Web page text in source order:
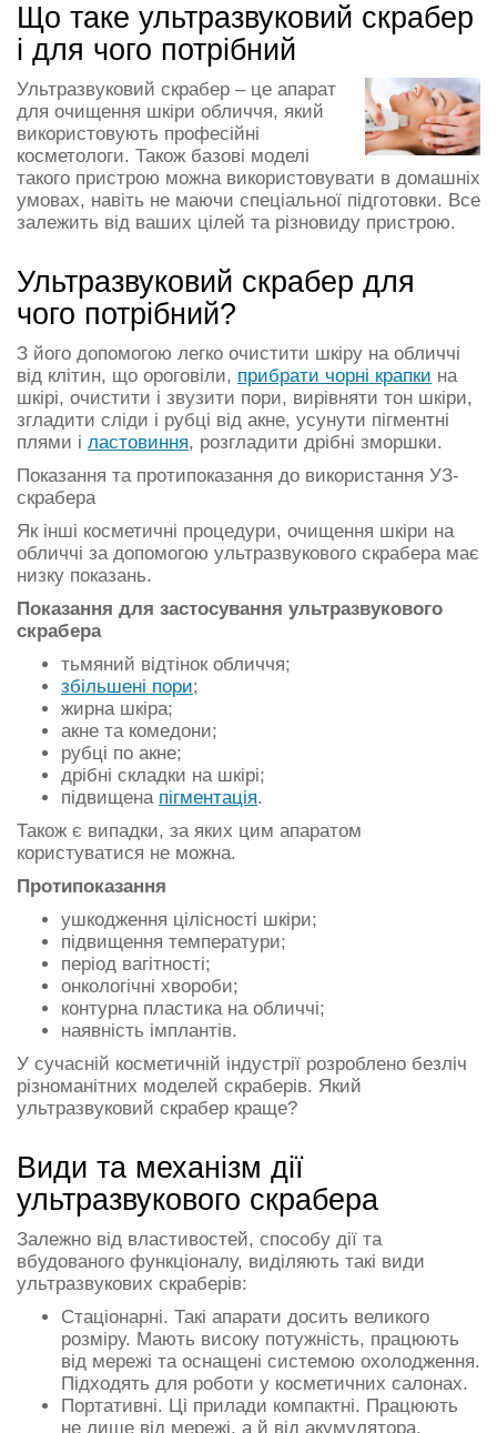
Що таке ультразвуковий скрабер
і для чого потрібний
Ультразвуковий скрабер – це апарат
для очищення шкіри обличчя, який
використовують професійні
косметологи. Також базові моделі
такого пристрою можна використовувати в домашніх
умовах, навіть не маючи спеціальної підготовки. Все
залежить від ваших цілей та різновиду пристрою.
Ультразвуковий скрабер для
чого потрібний?
З його допомогою легко очистити шкіру на обличчі
від клітин, що ороговіли, прибрати чорні крапки на
шкірі, очистити і звузити пори, вирівняти тон шкіри,
згладити сліди і рубці від акне, усунути пігментні
плями і ластовиння, розгладити дрібні зморшки.
Показання та протипоказання до використання УЗ-
скрабера
Як інші косметичні процедури, очищення шкіри на
обличчі за допомогою ультразвукового скрабера має
низку показань.
Показання для застосування ультразвукового
скрабера
тьмяний відтінок обличчя;
збільшені пори;
жирна шкіра;
акне та комедони;
рубці по акне;
дрібні складки на шкірі;
підвищена пігментація.
Також є випадки, за яких цим апаратом
користуватися не можна.
Протипоказання
ушкодження цілісності шкіри;
підвищення температури;
період вагітності;
онкологічні хвороби;
контурна пластика на обличчі;
наявність імплантів.
У сучасній косметичній індустрії розроблено безліч
різноманітних моделей скраберів. Який
ультразвуковий скрабер краще?
Види та механізм дії
ультразвукового скрабера
Залежно від властивостей, способу дії та
вбудованого функціоналу, виділяють такі види
ультразвукових скраберів:
Стаціонарні. Такі апарати досить великого
розміру. Мають високу потужність, працюють
від мережі та оснащені системою охолодження.
Підходять для роботи у косметичних салонах.
Портативні. Ці прилади компактні. Працюють
не лише від мережі, а й від акумулятора.